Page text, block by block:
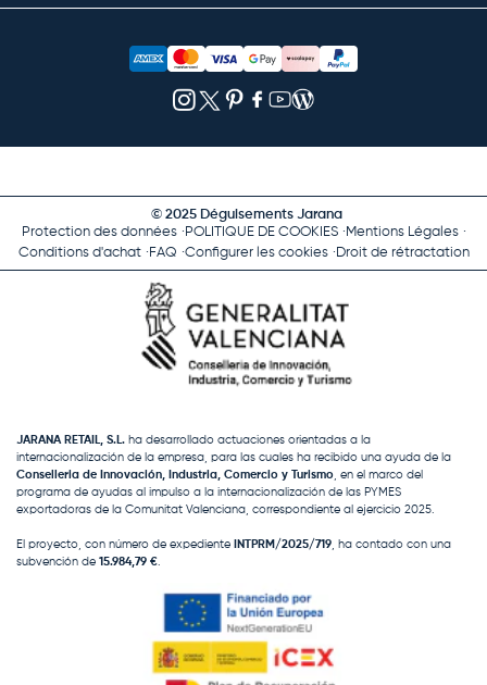
© 2025 Déguisements Jarana
Protection des données
POLITIQUE DE COOKIES
Mentions Légales
Conditions d'achat
FAQ Configurer les cookies Droit de rétractation
JARANA RETAIL, S.L. ha desarrollado actuaciones orientadas a la
internacionalización de la empresa, para las cuales ha recibido una ayuda de la
Conselleria de Innovación, Industria, Comercio y Turismo , en el marco del
programa de ayudas al impulso a la internacionalización de las PYMES
exportadoras de la Comunitat Valenciana, correspondiente al ejercicio 2025.
El proyecto, con número de expediente INTPRM/2025/719 , ha contado con una
subvención de 15.984,79 €.